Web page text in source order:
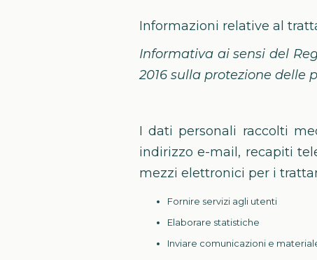
Informazioni relative al
Informativa ai sensi del
2016 sulla protezione delle
I dati personali raccolti
indirizzo e-mail, recapiti
mezzi elettronici per i
Fornire servizi agli utenti
Elaborare statistiche
Inviare comunicazioni e